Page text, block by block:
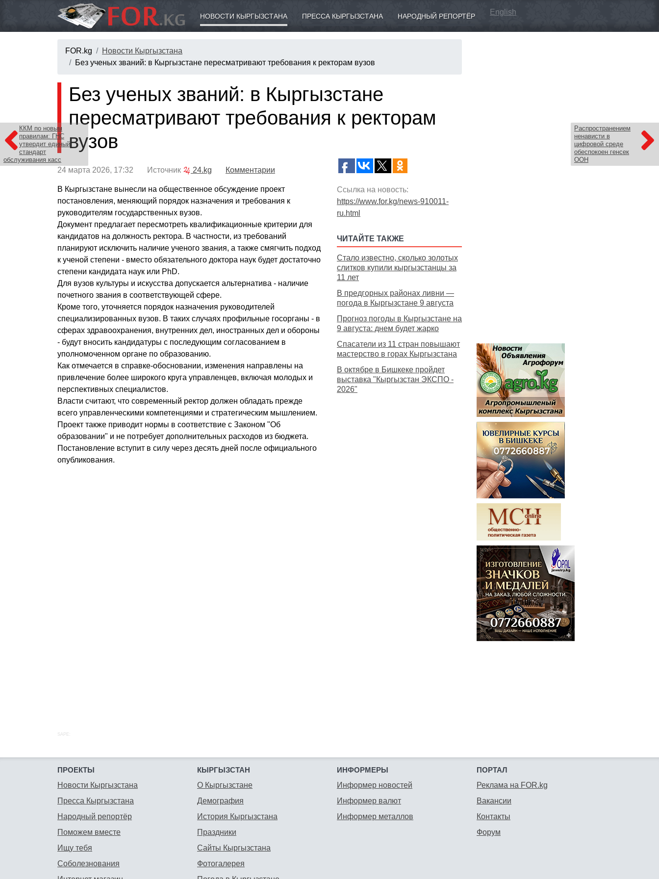
НОВОСТИ КЫРГЫЗСТАНА ПРЕССА КЫРГЫЗСТАНА НАРОДНЫЙ РЕПОРТЁР English
FOR.kg
Новости Кыргызстана
Без ученых званий: в Кыргызстане пересматривают требования к ректорам вузов
ККМ по новым
правилам: ГНС
утвердит единый
стандарт
обслуживания касс
Распространением
ненависти в
цифровой среде
обеспокоен генсек
ООН
Без ученых званий: в Кыргызстане
пересматривают требования к ректорам
вузов
24 марта 2026, 17:32 Источник 24.kg Комментарии
В Кыргызстане вынесли на общественное обсуждение проект
постановления, меняющий порядок назначения и требования к
руководителям государственных вузов.
Документ предлагает пересмотреть квалификационные критерии для
кандидатов на должность ректора. В частности, из требований
планируют исключить наличие ученого звания, а также смягчить подход
к ученой степени - вместо обязательного доктора наук будет достаточно
степени кандидата наук или PhD.
Для вузов культуры и искусства допускается альтернатива - наличие
почетного звания в соответствующей сфере.
Кроме того, уточняется порядок назначения руководителей
специализированных вузов. В таких случаях профильные госорганы - в
сферах здравоохранения, внутренних дел, иностранных дел и обороны
- будут вносить кандидатуры с последующим согласованием в
уполномоченном органе по образованию.
Как отмечается в справке-обосновании, изменения направлены на
привлечение более широкого круга управленцев, включая молодых и
перспективных специалистов.
Власти считают, что современный ректор должен обладать прежде
всего управленческими компетенциями и стратегическим мышлением.
Проект также приводит нормы в соответствие с Законом "Об
образовании" и не потребует дополнительных расходов из бюджета.
Постановление вступит в силу через десять дней после официального
опубликования.
Ссылка на новость:
https://www.for.kg/news-910011-
ru.html
ЧИТАЙТЕ ТАКЖЕ
Стало известно, сколько золотых
слитков купили кыргызстанцы за
11 лет
В предгорных районах ливни —
погода в Кыргызстане 9 августа
Прогноз погоды в Кыргызстане на
9 августа: днем будет жарко
Спасатели из 11 стран повышают
мастерство в горах Кыргызстана
В октябре в Бишкеке пройдет
выставка "Кыргызстан ЭКСПО -
2026"
SAPE:
ПРОЕКТЫ
Новости Кыргызстана
Пресса Кыргызстана
Народный репортёр
Поможем вместе
Ищу тебя
Соболезнования
КЫРГЫЗСТАН
О Кыргызстане
Демография
История Кыргызстана
Праздники
Сайты Кыргызстана
Фотогалерея
ИНФОРМЕРЫ
Информер новостей
Информер валют
Информер металлов
ПОРТАЛ
Реклама на FOR.kg
Вакансии
Контакты
Форум